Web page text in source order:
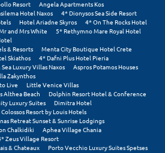
Resort
Angela Apartments Kos
Hotel Naxos
4* Dionysos Sea Side Resort
Hotel Ariadne Skyros
4* On The Rocks Hotel
and Mrs White
5* Rethymno Mare Royal Hotel
& Resorts
Menta City Boutique Hotel Crete
Skiathos
4* Dafni Plus Hotel Pieria
Luxury Villas Naxos
Aspros Potamos Houses
Zakynthos
Live
Little Venice Villas
Althea Beach
Dolphin Resort Hotel & Conference
Luxury Suites
Dimitra Hotel
Resort by Louis Hotels
Retreat Sunset & Sunrise Lodgings
Chalkidiki
Aphea Village Chania
Zeus Village Resort
& Chateaux
Porto Vecchio Luxury Suites Spetses